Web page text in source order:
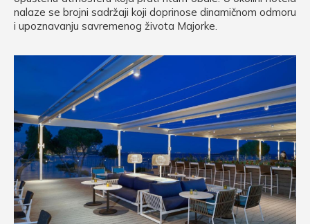
nalaze se brojni sadržaji koji doprinose dinamičnom odmoru
i upoznavanju savremenog života Majorke.